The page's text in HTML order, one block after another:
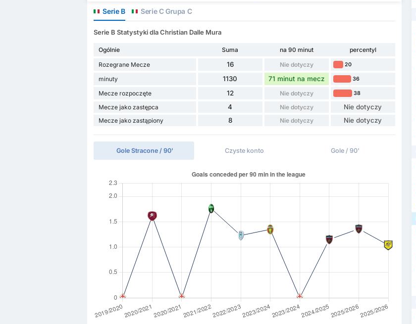
Serie B Serie C Grupa C
Serie B Statystyki dla Christian Dalle Mura
Ogólnie Suma na 90 minut
percentyl
Rozegrane Mecze
16 Nie dotyczy 20
minuty 1130 71 minut na mecz 36
Mecze rozpoczęte 12 Nie dotyczy 38
Mecze jako zastępca 4 Nie dotyczy Nie dotyczy
Mecze jako zastąpiony 8 Nie dotyczy Nie dotyczy
Gole Stracone / 90' Czyste konto Gole / 90'